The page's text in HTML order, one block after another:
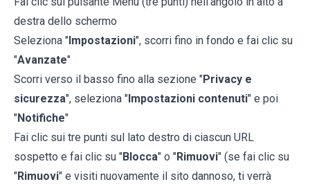
destra dello schermo
Seleziona "Impostazioni", scorri fino in fondo e fai clic su
"Avanzate"
Scorri verso il basso fino alla sezione "Privacy e
sicurezza", seleziona "Impostazioni contenuti" e poi
"Notifiche"
Fai clic sui tre punti sul lato destro di ciascun URL
sospetto e fai clic su "Blocca" o "Rimuovi" (se fai clic su
"Rimuovi" e visiti nuovamente il sito dannoso, ti verrà